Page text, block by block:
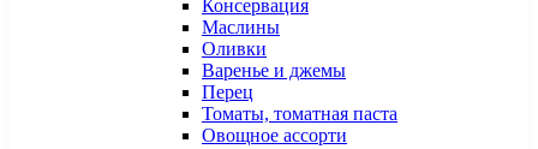
Консервация
Маслины
Оливки
Варенье и джемы
Перец
Томаты, томатная паста
Овощное ассорти